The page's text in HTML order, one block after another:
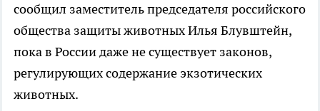
сообщил заместитель председателя российского
общества защиты животных Илья Блувштейн,
пока в России даже не существует законов,
регулирующих содержание экзотических
животных.